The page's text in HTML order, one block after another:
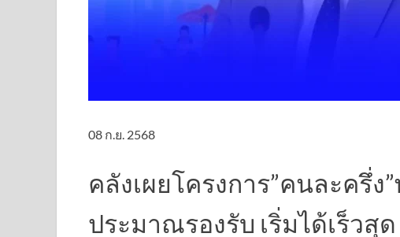
08 ก.ย. 2568
คลังเผยโครงการ”คนละครึ่
ประมาณรองรับ เริ่มได้เร็วสุ